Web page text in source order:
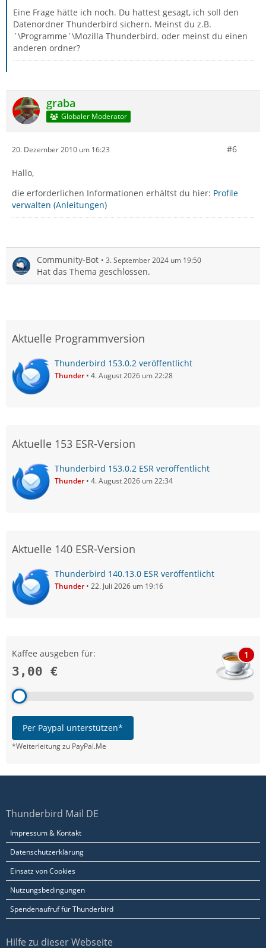
Eine Frage hätte ich noch. Du hattest gesagt, ich soll den
Datenordner Thunderbird sichern. Meinst du z.B.
´\Programme´\Mozilla Thunderbird. oder meinst du einen
anderen ordner?
graba
Globaler Moderator
20. Dezember 2010 um 16:23 #6
Hallo,
die erforderlichen Informationen erhältst du hier: Profile
verwalten (Anleitungen)
Community-Bot 3. September 2024 um 19:50
Hat das Thema geschlossen.
Aktuelle Programmversion
Thunderbird 153.0.2 veröffentlicht
Thunder 4. August 2026 um 22:28
Aktuelle 153 ESR-Version
Thunderbird 153.0.2 ESR veröffentlicht
Thunder 4. August 2026 um 22:34
Aktuelle 140 ESR-Version
Thunderbird 140.13.0 ESR veröffentlicht
Thunder 22. Juli 2026 um 19:16
Kaffee ausgeben für:
3,00 €
1
Per Paypal unterstützen*
*Weiterleitung zu PayPal.Me
Thunderbird Mail DE
Impressum & Kontakt
Datenschutzerklärung
Einsatz von Cookies
Nutzungsbedingungen
Spendenaufruf für Thunderbird
Hilfe zu dieser Webseite